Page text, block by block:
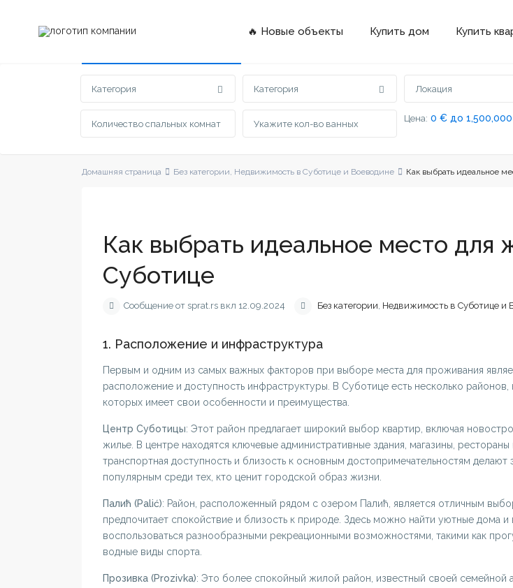
🔥 Новые объекты Купить дом Купить
Категория Категория Локация
Цена: 0 € до
Домашняя страница Без категории, Недвижимость в Суботице и Воеводине Как выбрать идеальное
Как выбрать идеальное место для
Суботице
Сообщение от sprat.rs вкл 12.09.2024 Без категории, Недвижимость в Суботице и
1. Расположение и инфраструктура
Первым и одним из самых важных факторов при выборе места для проживания
расположение и доступность инфраструктуры. В Суботице есть несколько районов,
которых имеет свои особенности и преимущества.
Центр Суботицы: Этот район предлагает широкий выбор квартир, включая
жилье. В центре находятся ключевые административные здания, магазины, рестораны
транспортная доступность и близость к основным достопримечательностям делают
популярным среди тех, кто ценит городской образ жизни.
Палић (Palić): Район, расположенный рядом с озером Палић, является отличным
предпочитает спокойствие и близость к природе. Здесь можно найти уютные дома и
воспользоваться разнообразными рекреационными возможностями, такими как
водные виды спорта.
Прозивка (Prozivka): Это более спокойный жилой район, известный своей семейной